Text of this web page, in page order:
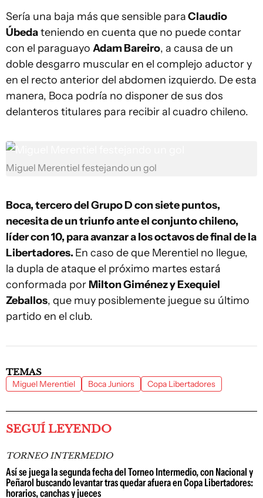
Sería una baja más que sensible paraClaudio
Úbedateniendo en cuenta que no puede contar
con el paraguayo Adam Bareiro, a causa de un
doble desgarro muscular en el complejo aductor y
en el recto anterior del abdomen izquierdo. De esta
manera, Boca podría no disponer de sus dos
delanteros titulares para recibir al cuadro chileno.
Miguel Merentiel festejando un gol
Boca, tercero del Grupo D con siete puntos,
necesita de un triunfo ante el conjunto chileno,
líder con 10, para avanzar a los octavos de final de la
Libertadores. En caso de que Merentiel no llegue,
la dupla de ataque el próximo martes estará
conformada por Milton Giménez y Exequiel
Zeballos, que muy posiblemente juegue su último
partido en el club.
TEMAS
Miguel Merentiel Boca Juniors Copa Libertadores
SEGUÍ LEYENDO
TORNEO INTERMEDIO
Así se juega la segunda fecha del Torneo Intermedio, con Nacional y
Peñarol buscando levantar tras quedar afuera en Copa Libertadores:
horarios, canchas y jueces